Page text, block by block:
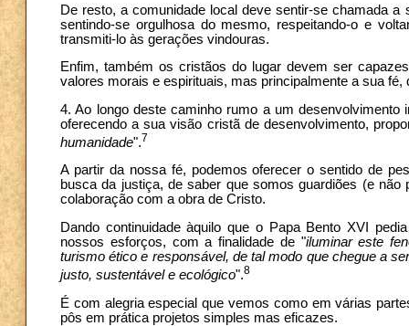
De resto, a comunidade local deve sentir-se chamada a
sentindo-se orgulhosa do mesmo, respeitando-o e
transmiti-lo às gerações vindouras.
Enfim, também os cristãos do lugar devem ser
valores morais e espirituais, mas principalmente a sua
4. Ao longo deste caminho rumo a um desenvolvimento
oferecendo a sua visão cristã de desenvolvimento,
humanidade".7
A partir da nossa fé, podemos oferecer o sentido de
busca da justiça, de saber que somos guardiões (e
colaboração com a obra de Cristo.
Dando continuidade àquilo que o Papa Bento XVI
nossos esforços, com a finalidade de "iluminar este
turismo ético e responsável, de tal modo que chegue a
justo, sustentável e ecológico".8
É com alegria especial que vemos como em várias
pôs em prática projetos simples mas eficazes.